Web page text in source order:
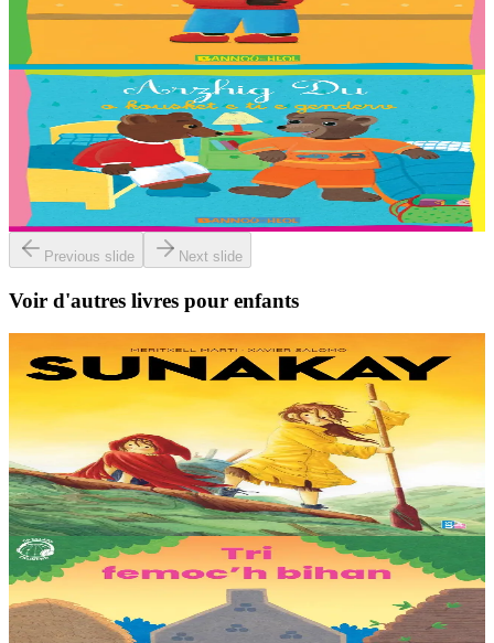
Traduction : Malo, Sara, Loane, Thomas ha Jakez-Erwan Mouton.
En stock
2 ans et plus
Bannoù-heol
Petit Ours Brun dort chez son cousin
Traduction : Malo, Sara, Loane, Thomas ha Jakez-Erwan Mouton.
En stock
Previous slide Next slide
Voir d'autres livres pour enfants
TES
Sunakay
La mer est devenue une immense décharge dépourvue de vie sous-
marine. Deux soeurs survivent sur une île de plastique, au milieu des
déchets. Mais un évènement...
En stock25,00 €
3 ans et plus
TES
Les trois petits cochons